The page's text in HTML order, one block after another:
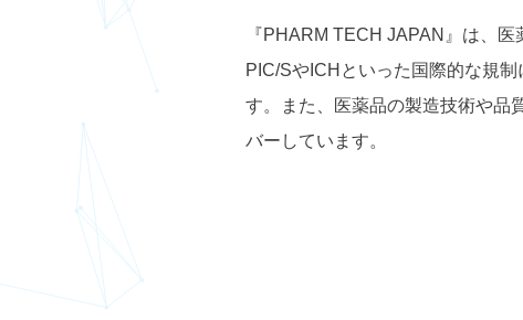
『PHARM TECH JAPAN』は、
PIC/SやICHといった国際的な規
す。また、医薬品の製造技術や品
バーしています。